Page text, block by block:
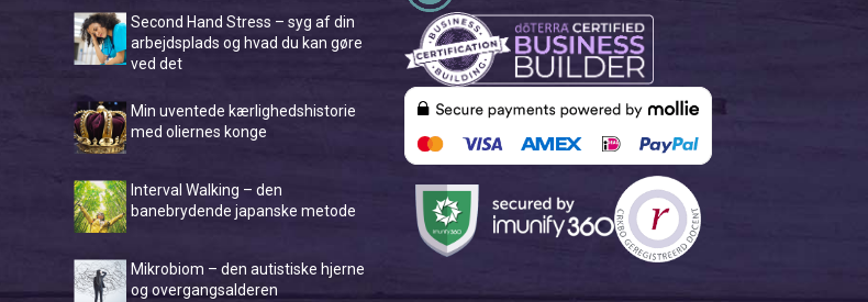
Second Hand Stress – syg af din
arbejdsplads og hvad du kan gøre
ved det
Min uventede kærlighedshistorie
med oliernes konge
Interval Walking – den
banebrydende japanske metode
Mikrobiom – den autistiske hjerne
og overgangsalderen